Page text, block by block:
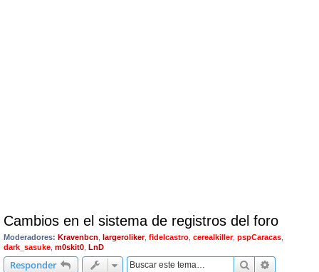
Cambios en el sistema de registros del foro
Moderadores: Kravenbcn largeroliker, fidelcastro cerealkiller, pspCaracas
dark_sasuke m0skit0 LnD
Responder Buscar